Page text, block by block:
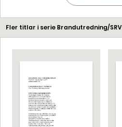
Fler titlar i serie Brandutredning/SRV